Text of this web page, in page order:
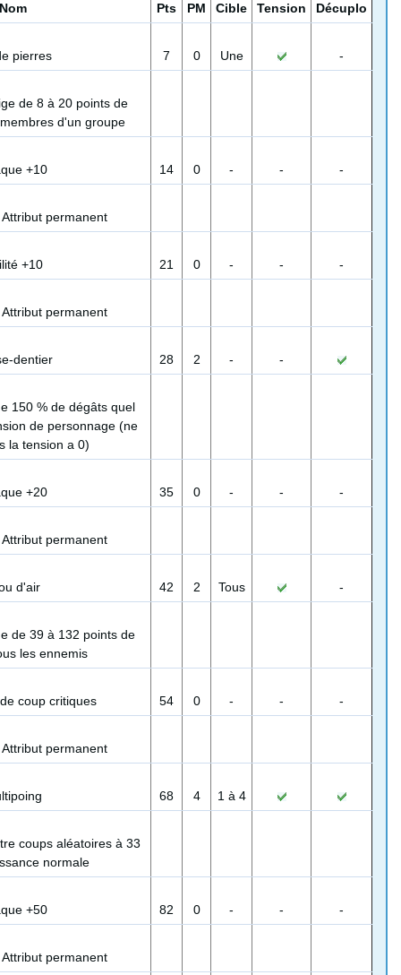
Nom Pts PM Cible Tension Décuplo
pierres 7 0 Une -
de 8 à 20 points de
d'un groupe
+10 14 0 - - -
Attribut permanent
+10 21 0 - - -
Attribut permanent
dentier 28 2 - -
150 % de dégâts quel
de personnage (ne
la tension a 0)
+20 35 0 - - -
Attribut permanent
d'air 42 2 Tous -
de 39 à 132 points de
les ennemis
coup critiques 54 0 - - -
Attribut permanent
68 4 1 à 4
coups aléatoires à 33
normale
+50 82 0 - - -
Attribut permanent